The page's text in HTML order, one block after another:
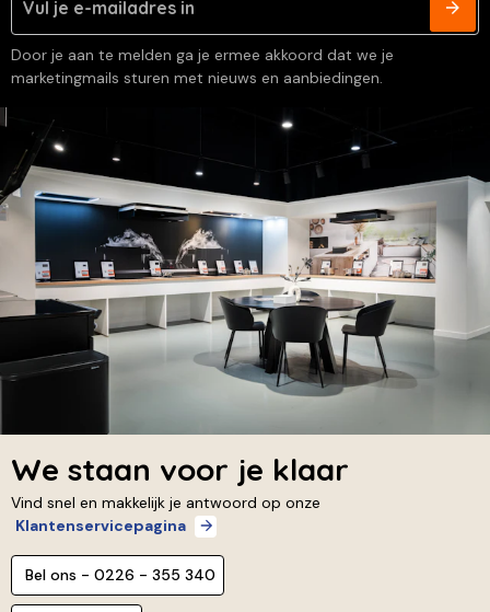
Door je aan te melden ga je ermee akkoord dat we je
marketingmails sturen met nieuws en aanbiedingen.
We staan voor je klaar
Vind snel en makkelijk je antwoord op onze
Klantenservicepagina
Bel ons - 0226 - 355 340